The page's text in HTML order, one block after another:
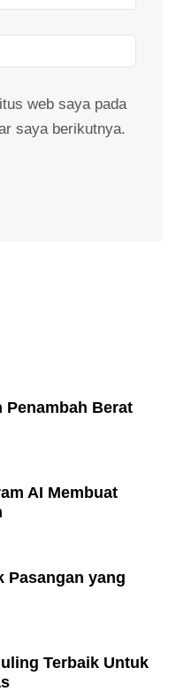
web saya pada
saya berikutnya.
Penambah Berat
AI Membuat
Pasangan yang
Terbaik Untuk